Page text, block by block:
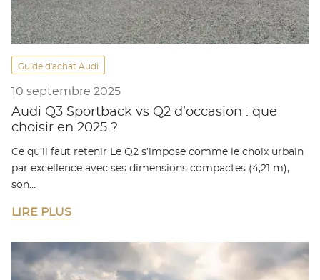
Guide d'achat Audi
10 septembre 2025
Audi Q3 Sportback vs Q2 d’occasion : que
choisir en 2025 ?
Ce qu’il faut retenir Le Q2 s’impose comme le choix urbain
par excellence avec ses dimensions compactes (4,21 m),
son…
LIRE PLUS